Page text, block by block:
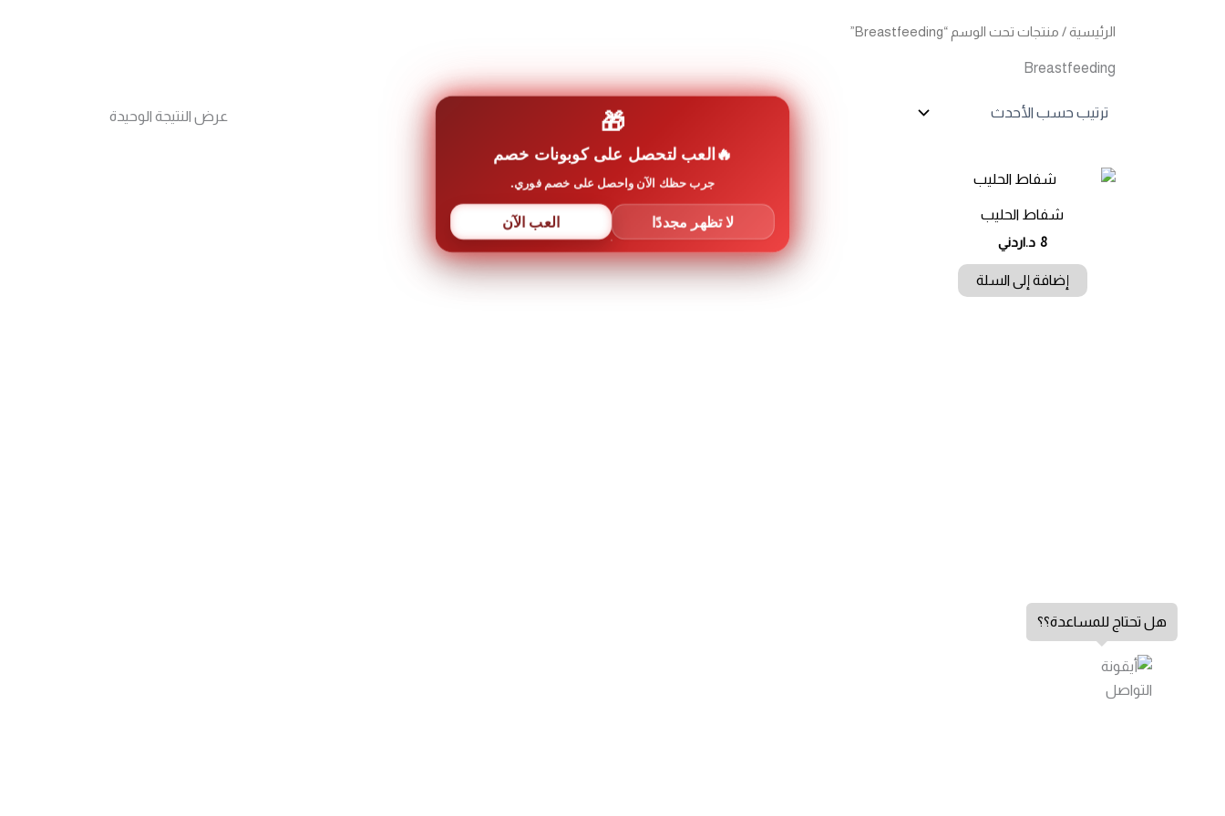
الرئيسية/ منتجات تحت الوسم “Breastfeeding”
Breastfeeding
عرض النتيجة الوحيدة
شفاط الحليب
8 د.اردني
إضافة إلى السلة
هل تحتاج للمساعدة؟؟
🎁
العب لتحصل على كوبونات خصم
جرب حظك الآن واحصل على خصم فوري.
لا تظهر مجددًا العب الآن